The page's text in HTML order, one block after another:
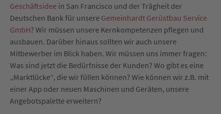
Geschäftsidee in San Francisco und der Trägheit der
Deutschen Bank für unsere Gemeinhardt Gerüstbau Service
GmbH? Wir müssen unsere Kernkompetenzen pflegen und
ausbauen. Darüber hinaus sollten wir auch unsere
Mitbewerber im Blick haben. Wir müssen uns immer fragen:
Was sind jetzt die Bedürfnisse der Kunden? Wo gibt es eine
„Marktlücke“, die wir füllen können? Wie können wir z.B. mit
einer App oder neuen Maschinen und Geräten, unsere
Angebotspalette erweitern?